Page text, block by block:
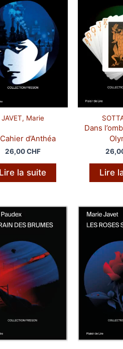
JAVET, Marie
d’Anthéa
26,00CHF
Lire la suite
Dans
Lire